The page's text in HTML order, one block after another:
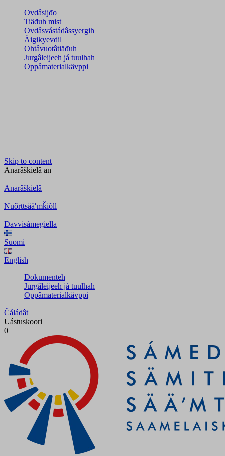
Ovdâsijđo
Tiäđuh mist
Ovdâsvástádâssyergih
Äigikyevdil
Ohtâvuotâtiäđuh
Jurgâleijeeh já tuulhah
Oppâmaterialkävppi
Skip to content
Anarâškielâ an
Anarâškielâ
Nuõrttsääʹmǩiõll
Davvisámegiella
Suomi
English
Dokumenteh
Jurgâleijeeh já tuulhah
Oppâmaterialkävppi
Čáládât
Uástuskoori
0